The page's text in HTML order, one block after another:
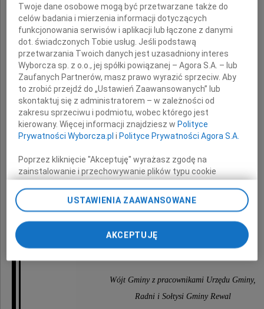
Włodzimierza
Mańkowskiego
emerytowanego Nadleśniczego
Nadleśnictwa Gryfice.
Szczere wyrazy współczucia
Rodzinie Zmarłego
Wójt Gminy z pracownikami Urzędu Gminy,
Radni i Sołtysi Gminy Rewal
Twoje dane osobowe mogą być przetwarzane także do
celów badania i mierzenia informacji dotyczących
funkcjonowania serwisów i aplikacji lub łączone z danymi
dot. świadczonych Tobie usług. Jeśli podstawą
przetwarzania Twoich danych jest uzasadniony interes
Wyborcza sp. z o.o., jej spółki powiązanej – Agora S.A. – lub
Zaufanych Partnerów, masz prawo wyrazić sprzeciw. Aby
to zrobić przejdź do „Ustawień Zaawansowanych” lub
skontaktuj się z administratorem – w zależności od
zakresu sprzeciwu i podmiotu, wobec którego jest
kierowany. Więcej informacji znajdziesz w Polityce
Prywatności Wyborcza.pl i Polityce Prywatności Agora S.A.
Poprzez kliknięcie "Akceptuję" wyrażasz zgodę na
zainstalowanie i przechowywanie plików typu cookie
na Twoim urządzeniu końcowym. Możesz też w każdej
chwili zmienić swoje preferencje dot. plików cookie,
preferencjami dot. przetwarzania danych poprzez
odnośnik „Ustawienia prywatności” w stopce serwisu i
pomocą ustawień przeglądarki.
My, nasi Zaufani Partnerzy i Agora S.A. możemy
USTAWIENIA ZAAWANSOWANE
AKCEPTUJĘ